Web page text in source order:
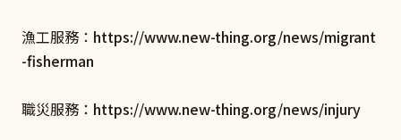
漁工服務： https://www.new-thing.org/news/migrant
-fisherman
職災服務： https://www.new-thing.org/news/injury